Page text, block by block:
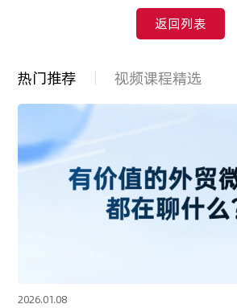
返回列表
热门推荐 视频课程精选
2026.01.08